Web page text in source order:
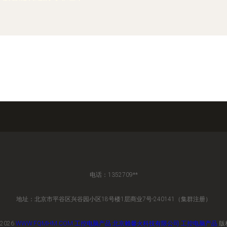
电话：1352709**
地址：北京市平谷区兴谷园小区18号楼1层商业7号-240141（集群注册）
WWW.FQMHM.COM 工控电脑产品 北京赖馨火科技有限公司 工控电脑产品 版